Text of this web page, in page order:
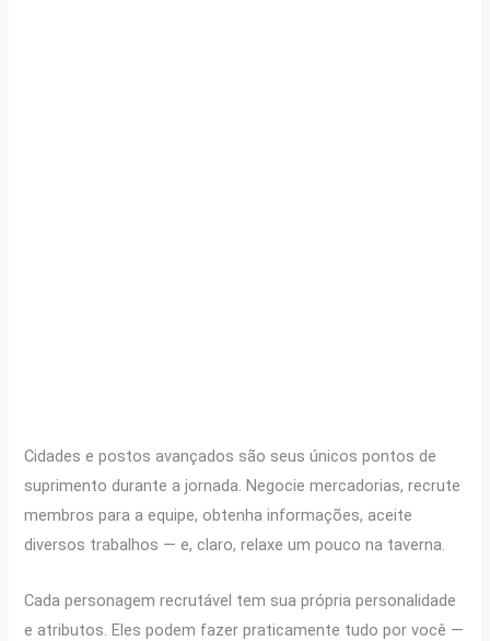
Cidades e postos avançados são seus únicos pontos de
suprimento durante a jornada. Negocie mercadorias, recrute
membros para a equipe, obtenha informações, aceite
diversos trabalhos — e, claro, relaxe um pouco na taverna.
Cada personagem recrutável tem sua própria personalidade
e atributos. Eles podem fazer praticamente tudo por você —